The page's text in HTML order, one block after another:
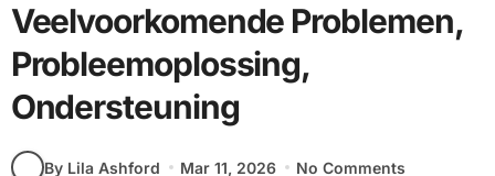
Veelvoorkomende Problemen,
Probleemoplossing,
Ondersteuning
By Lila Ashford Mar 11, 2026 No Comments